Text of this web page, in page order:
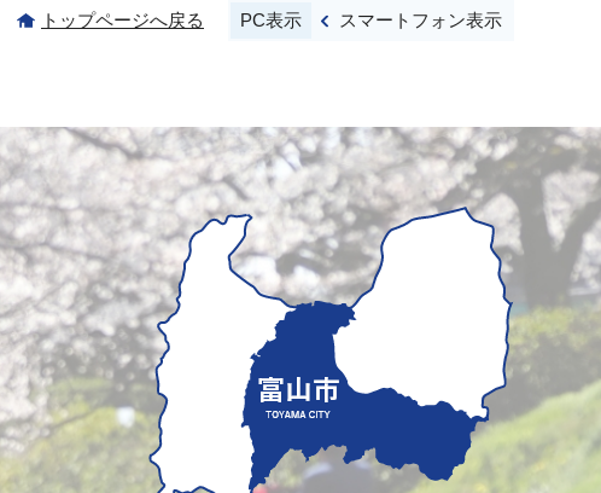
トップページへ戻る PC表示 スマートフォン表示